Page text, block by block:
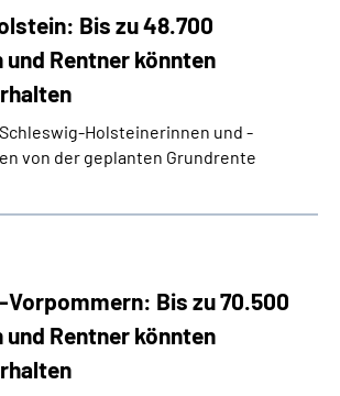
Bis zu 48.700
und Rentner könnten
Holsteinerinnen und -
von der geplanten Grundrente
Bis zu 70.500
und Rentner könnten